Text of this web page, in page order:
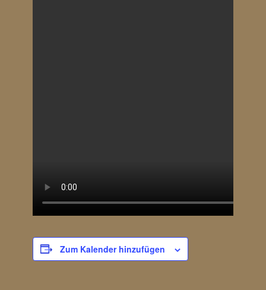
Zum Kalender hinzufügen